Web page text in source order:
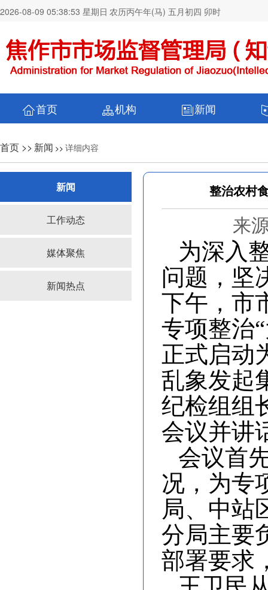
2026-08-09 05:38:54 星期日 农历丙午年(马) 五月初四 卯时
首页 机构 新闻
首页 >> 新闻 >> 详细内容
新闻
工作动态
媒体聚焦
新闻热点
整治农村
来
为深入
问题，坚
下午，市
专项整治
正式启动
乱象发起
纪检组组
会议并讲
会议首
况，为专
局、中站
分局主要
部署要求